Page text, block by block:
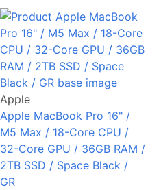
Apple
Apple MacBook Pro 16" /
M5 Max / 18-Core CPU /
32-Core GPU / 36GB RAM /
2TB SSD / Space Black /
GR